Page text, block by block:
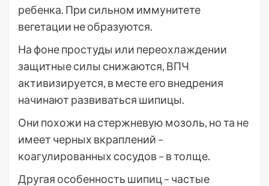
ребенка. При сильном иммунитете
вегетации не образуются.
На фоне простуды или переохлаждении
защитные силы снижаются, ВПЧ
активизируется, в месте его внедрения
начинают развиваться шипицы.
Они похожи на стержневую мозоль, но та не
имеет черных вкраплений –
коагулированных сосудов – в толще.
Другая особенность шипиц – частые